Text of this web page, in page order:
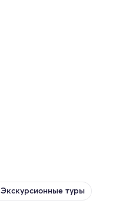
Экскурсионные туры